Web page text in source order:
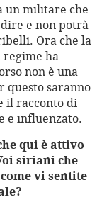
un militare che
e non potrà
Ora che la
ha
non è una
questo saranno
il racconto di
e influenzato.
qui è attivo
siriani che
vi sentite